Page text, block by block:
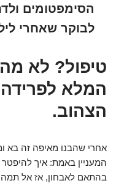
הסימפטומים
לבוקר שאחרי
טיפול? לא
המלא
הצהוב.
אחרי שהבנו מאיפה זה בא
המעניין באמת: איך
בהתאם לאבחון, אז אל